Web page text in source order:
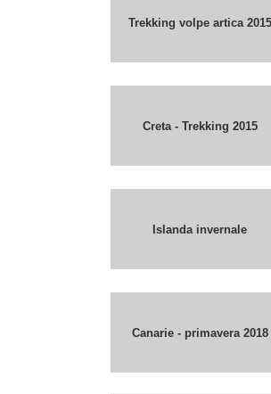
Trekking volpe artica 2015
Creta - Trekking 2015
Islanda invernale
Canarie - primavera 2018